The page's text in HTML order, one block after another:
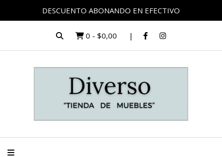
DESCUENTO ABONANDO EN EFECTIVO
0 - $0,00